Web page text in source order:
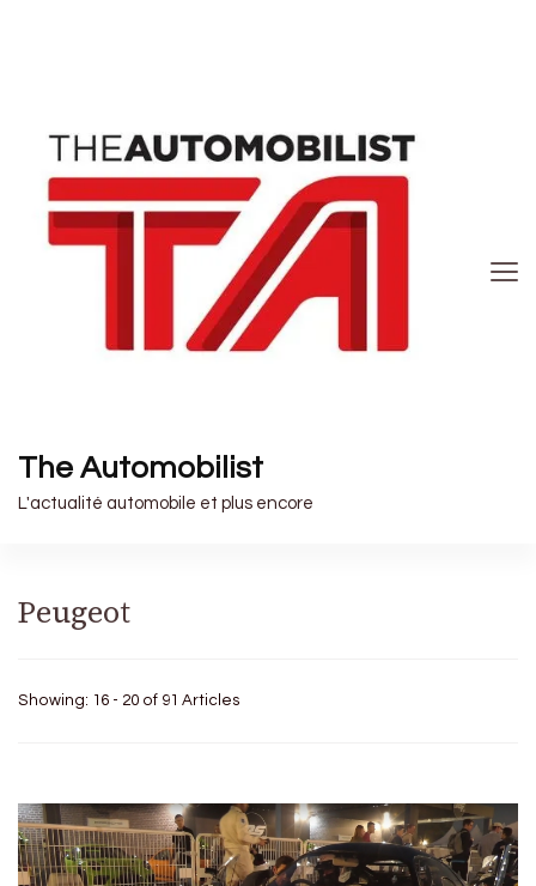
The Automobilist
L'actualité automobile et plus encore
Peugeot
Showing: 16 - 20 of 91 Articles